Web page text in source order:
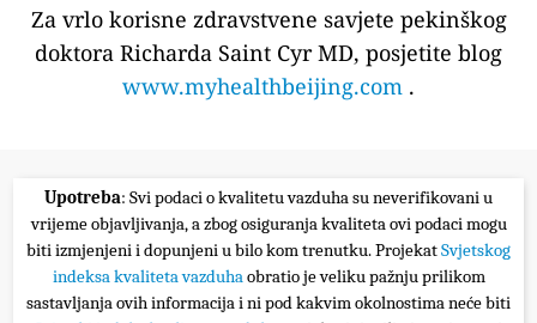
Za vrlo korisne zdravstvene savjete pekinškog
doktora Richarda Saint Cyr MD, posjetite blog
www.myhealthbeijing.com .
Upotreba: Svi podaci o kvalitetu vazduha su neverifikovani u
vrijeme objavljivanja, a zbog osiguranja kvaliteta ovi podaci mogu
biti izmjenjeni i dopunjeni u bilo kom trenutku. ProjekatSvjetskog
indeksa kvaliteta vazduhaobratio je veliku pažnju prilikom
sastavljanja ovih informacija i ni pod kakvim okolnostima neće biti